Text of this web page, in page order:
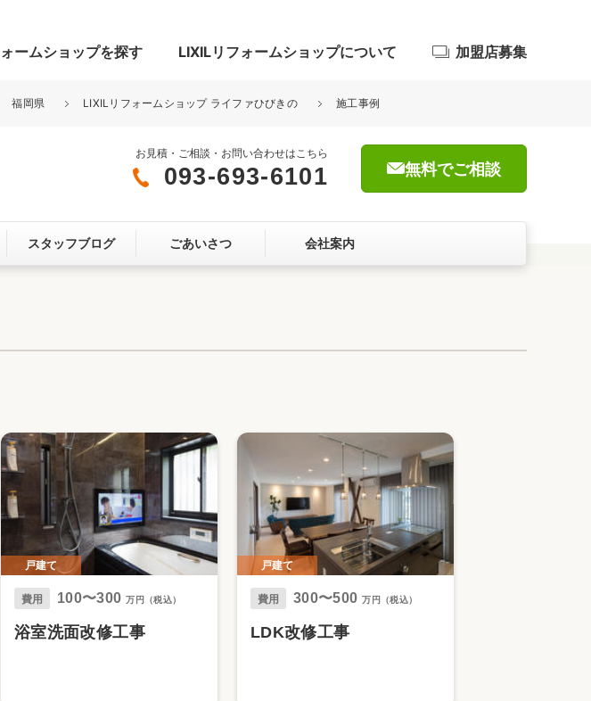
門まわり 屋根・外壁
ームショップを探す LIXILリフォームショップについて
リフォームアクセル
加盟店募集
福岡県 LIXILリフォームショップ ライファひびきの 施工事例
お見積・ご相談・お問い合わせはこちら
093-693-6101 無料でご相談
スタッフブログ ごあいさつ 会社案内
戸建て
費用 100〜300 万円（税込）
浴室洗面改修工事
戸建て
費用 300〜500 万円（税込）
LDK改修工事